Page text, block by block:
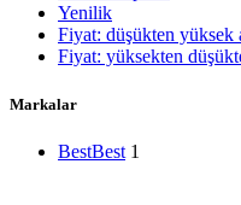
Yenilik
Fiyat: düşükten yüksek
Fiyat: yüksekten
Markalar
BestBest 1